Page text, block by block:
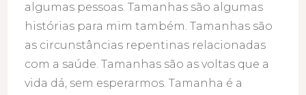
algumas pessoas. Tamanhas são algumas
histórias para mim também. Tamanhas são
as circunstâncias repentinas relacionadas
com a saúde. Tamanhas são as voltas que a
vida dá, sem esperarmos. Tamanha é a